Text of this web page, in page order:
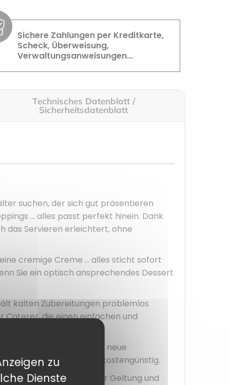
Sichere Zahlungen per Kreditkarte,
Scheck, Überweisung,
Verwaltungsanweisungen...
Technisches Datenblatt /
Sicherheitsdatenblatt
suchen, der sich gut präsentieren
… alles passt perfekt hinein. Dank
das Servieren erleichtert, ohne
cremige Creme … alles sticht sofort
Sie ein optisch ansprechendes Dessert
kalten Zubereitungen problemlos
Caterer, die einen einfachen und
Egal, ob Sie eine neue
immer praktisch und kostengünstig.
bringt Ihre Desserts zur Geltung und
zu
Dienste